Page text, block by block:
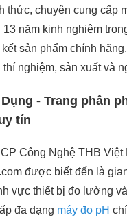
thức, chuyên cung cấp
năm kinh nghiệm
sản phẩm chính
nghiệm, sản xuất và
- Trang phân
tín
Công Nghệ THB Việt
được biết đến là
vực thiết bị đo lường
đa dạng máy đo pH